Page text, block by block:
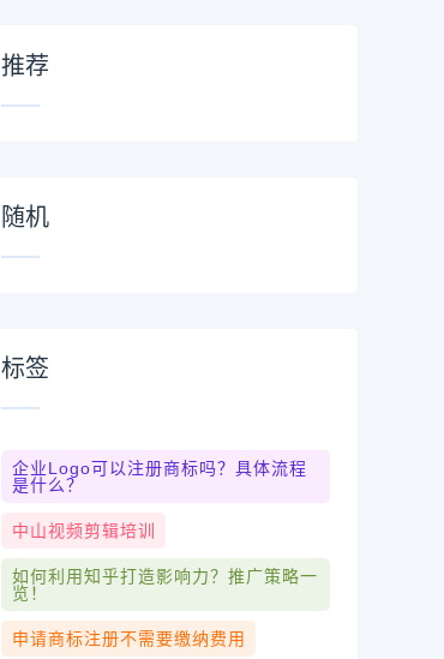
推荐
随机
标签
企业logo可以注册商标吗？具体流程
是什么？
中山视频剪辑培训
如何利用知乎打造影响力？推广策略一
览！
申请商标注册不需要缴纳费用